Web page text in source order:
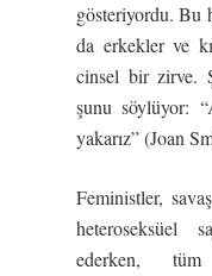
gösteriyordu. Bu
da erkekler ve
cinsel bir zirve.
şunu söylüyor:
yakarız” (Joan
Feministler,
heteroseksüel
ederken,